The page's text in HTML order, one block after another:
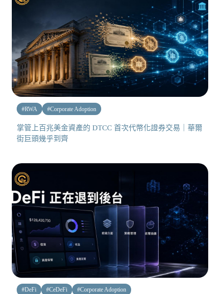
#RWA #Corporate Adoption
掌管上百兆美金資產的 DTCC 首次代幣化證券交易｜華爾
街巨頭幾乎到齊
#DeFi #CeDeFi #Corporate Adoption